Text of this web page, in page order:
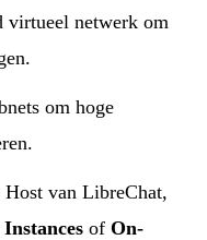
virtueel netwerk om
om hoge
Host van LibreChat,
Instances of On-